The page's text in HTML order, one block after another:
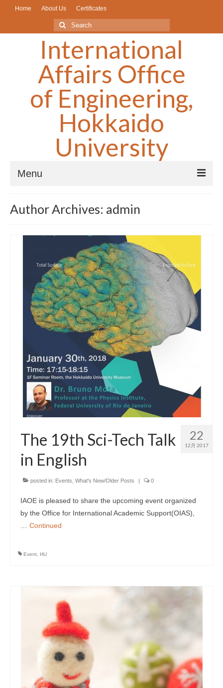
Home About Us Certificates
Search
International
Affairs Office
of Engineering,
Hokkaido
University
Menu
Symposium▼
[For New Int’l Students] Necessary procedures for living
after arriving in Sapporo
Inbound Exchange Program/海外の協定校からの交換留
学について
海外の協定校への派遣留学について/Outbound Exchange
部局間協定校への派遣留学体験記
部局間協定校の紹介
交換留学（部局間交流協定校/派遣）一斉募集について
Author Archives: admin
22
12月 2017
The 19th Sci-Tech Talk
in English
posted in: Events What's New/Older Posts | 0
IAOE is pleased to share the upcoming event organized
by the Office for International Academic Support(OIAS),
Continued
Event HU